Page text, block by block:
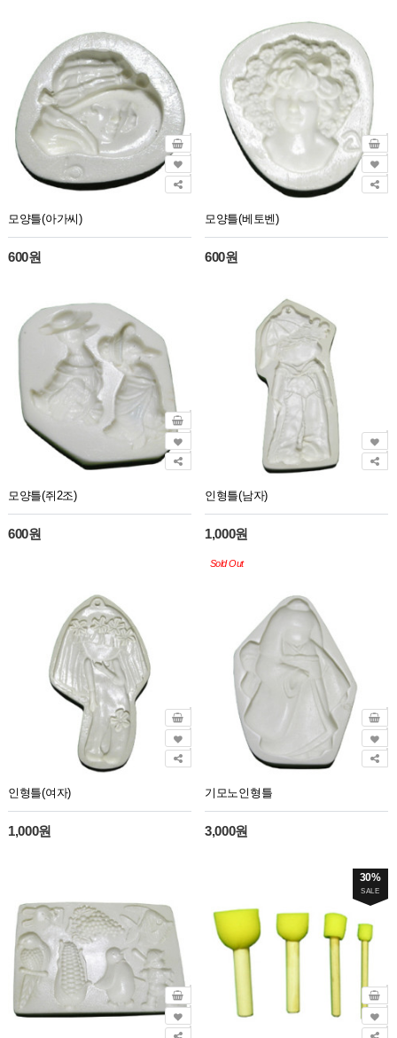
모양틀(아가씨)
600원
모양틀(베토벤)
600원
모양틀(쥐2조)
600원
인형틀(남자)
1,000원
Sold Out
인형틀(여자)
1,000원
기모노인형틀
3,000원
30%
SALE